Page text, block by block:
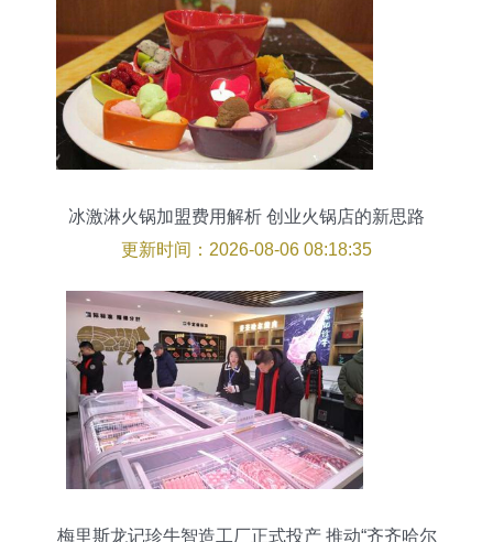
冰激淋火锅加盟费用解析 创业火锅店的新思路
更新时间：2026-08-06 08:18:35
梅里斯龙记珍牛智造工厂正式投产 推动“齐齐哈尔